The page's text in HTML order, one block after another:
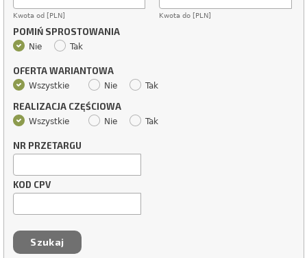
Kwota od [PLN] Kwota do [PLN]
POMIŃ SPROSTOWANIA
Nie Tak
OFERTA WARIANTOWA
Wszystkie Nie Tak
REALIZACJA CZĘŚCIOWA
Wszystkie Nie Tak
NR PRZETARGU
KOD CPV